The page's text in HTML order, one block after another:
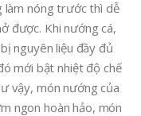
làm nóng trước thì dễ
được. Khi nướng cá,
nguyên liệu đầy đủ
mới bật nhiệt độ chế
vậy, món nướng của
ngon hoàn hảo, món